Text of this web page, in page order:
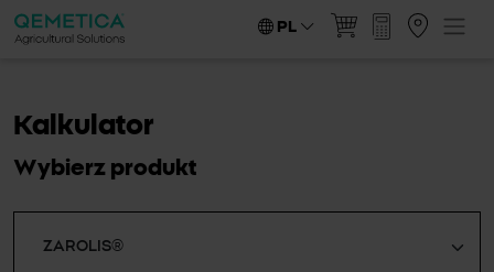
PL
Kalkulator
Wybierz produkt